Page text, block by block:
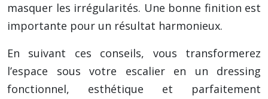
masquer les irrégularités. Une bonne finition est
importante pour un résultat harmonieux.
En suivant ces conseils, vous transformerez
l’espace sous votre escalier en un dressing
fonctionnel, esthétique et parfaitement